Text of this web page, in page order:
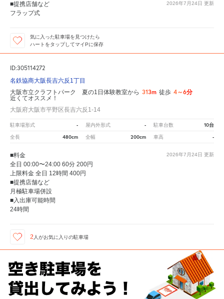
2026年7月24日 更新
■提携店舗など
フラップ式
気に入った駐車場を見つけたら
ハートをタップしてマイPに保存
ID:305114272
名鉄協商大阪長吉六反1丁目
大阪市立クラフトパーク 夏の1日体験教室から 313m 徒歩 4～6分
近くてオススメ！
大阪府大阪市平野区長吉六反1-14
駐車場形式 - 屋内外形式 - 駐車台数 10台
全長 480cm 全幅 200cm 車高 -
2026年7月24日 更新
■料金
全日 00:00〜24:00 60分 200円
上限料金 全日 12時間 400円
■提携店舗など
月極駐車場併設
■入出庫可能時間
24時間
2 人がお気に入りの駐車場